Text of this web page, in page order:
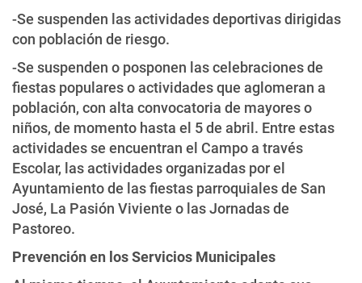
-Se suspenden las actividades deportivas dirigidas
con población de riesgo.
-Se suspenden o posponen las celebraciones de
fiestas populares o actividades que aglomeran a
población, con alta convocatoria de mayores o
niños, de momento hasta el 5 de abril. Entre estas
actividades se encuentran el Campo a través
Escolar, las actividades organizadas por el
Ayuntamiento de las fiestas parroquiales de San
José, La Pasión Viviente o las Jornadas de
Pastoreo.
Prevención en los Servicios Municipales